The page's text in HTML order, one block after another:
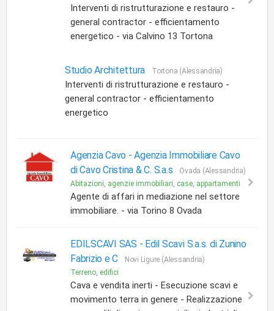
Interventi di ristrutturazione e restauro -
general contractor - efficientamento
energetico - via Calvino 13 Tortona
Studio Architettura Tortona (Alessandria)
Interventi di ristrutturazione e restauro -
general contractor - efficientamento
energetico
Agenzia Cavo -Agenzia Immobiliare Cavo
di Cavo Cristina & C. S.a.s
Ovada (Alessandria)
Abitazioni, agenzie immobiliari, case, appartamenti
Agente di affari in mediazione nel settore
immobiliare. - via Torino 8 Ovada
EDILSCAVI SAS - Edil Scavi S.a.s. di Zunino
Fabrizio e C
Novi Ligure (Alessandria)
Terreno, edifici
Cava e vendita inerti - Esecuzione scavi e
movimento terra in genere - Realizzazione